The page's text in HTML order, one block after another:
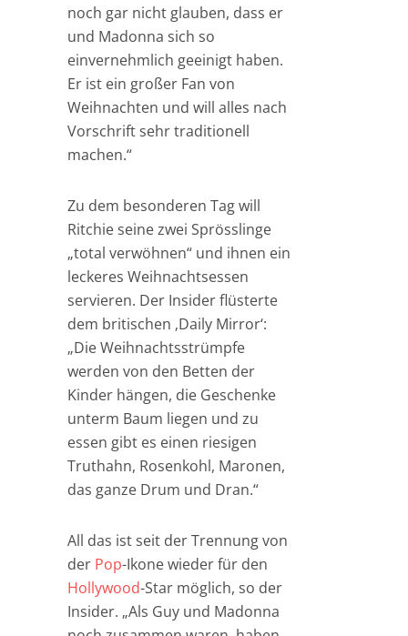
noch gar nicht glauben, dass er
und Madonna sich so
einvernehmlich geeinigt haben.
Er ist ein großer Fan von
Weihnachten und will alles nach
Vorschrift sehr traditionell
machen.“
Zu dem besonderen Tag will
Ritchie seine zwei Sprösslinge
„total verwöhnen“ und ihnen ein
leckeres Weihnachtsessen
servieren. Der Insider flüsterte
dem britischen ‚Daily Mirror‘:
„Die Weihnachtsstrümpfe
werden von den Betten der
Kinder hängen, die Geschenke
unterm Baum liegen und zu
essen gibt es einen riesigen
Truthahn, Rosenkohl, Maronen,
das ganze Drum und Dran.“
All das ist seit der Trennung von
der Pop-Ikone wieder für den
Hollywood-Star möglich, so der
Insider. „Als Guy und Madonna